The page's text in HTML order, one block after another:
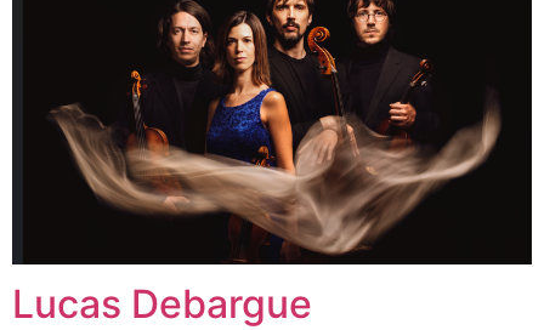
Lucas Debargue